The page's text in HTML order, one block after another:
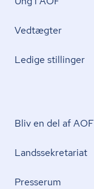
Vedtægter
Ledige stillinger
Bliv en del af AOF
Lands­se­kre­ta­ri­at
Presserum